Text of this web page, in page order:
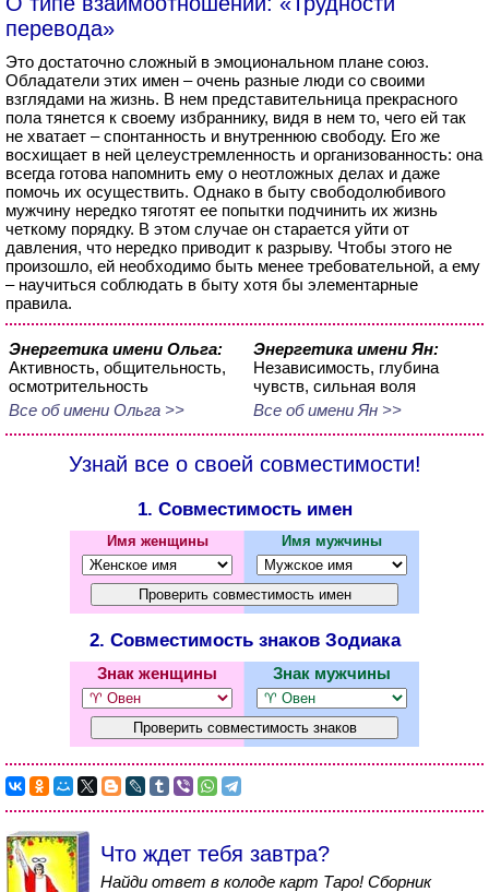
перевода»
Это достаточно сложный в эмоциональном плане союз.
Обладатели этих имен – очень разные люди со своими
взглядами на жизнь. В нем представительница прекрасного
пола тянется к своему избраннику, видя в нем то, чего ей так
не хватает – спонтанность и внутреннюю свободу. Его же
восхищает в ней целеустремленность и организованность: она
всегда готова напомнить ему о неотложных делах и даже
помочь их осуществить. Однако в быту свободолюбивого
мужчину нередко тяготят ее попытки подчинить их жизнь
четкому порядку. В этом случае он старается уйти от
давления, что нередко приводит к разрыву. Чтобы этого не
произошло, ей необходимо быть менее требовательной, а ему
– научиться соблюдать в быту хотя бы элементарные
правила.
Энергетика имени Ольга:
Активность, общительность,
осмотрительность
Все об имени Ольга >>
Энергетика имени Ян:
Независимость, глубина
чувств, сильная воля
Все об имени Ян >>
Узнай все о своей совместимости!
1. Совместимость имен
Имя женщины Имя мужчины
2. Совместимость знаков Зодиака
Знак женщины Знак мужчины
Что ждет тебя завтра?
Найди ответ в колоде карт Таро! Сборник